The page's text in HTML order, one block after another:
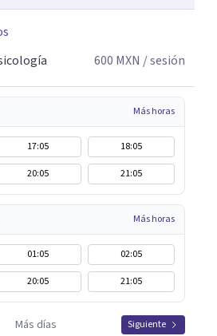
600 MXN / sesión
Más horas
17:05
18:05
20:05 21:05
Más horas
01:05
02:05
20:05 21:05
Más días Siguiente